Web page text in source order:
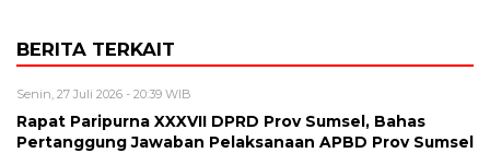
BERITA TERKAIT
Senin, 27 Juli 2026 - 20:39 WIB
Rapat Paripurna XXXVII DPRD Prov Sumsel, Bahas
Pertanggung Jawaban Pelaksanaan APBD Prov Sumsel